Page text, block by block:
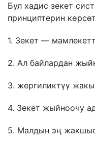
Бул хадис зекет
принциптерин
1. Зекет —
2. Ал байлардан
3. жергиликтүү
4. Зекет жыйноочу
5. Малдын эң